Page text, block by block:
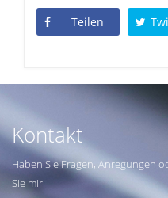
Teilen
Kontakt
Haben Sie Fragen, Anregungen
Sie mir!